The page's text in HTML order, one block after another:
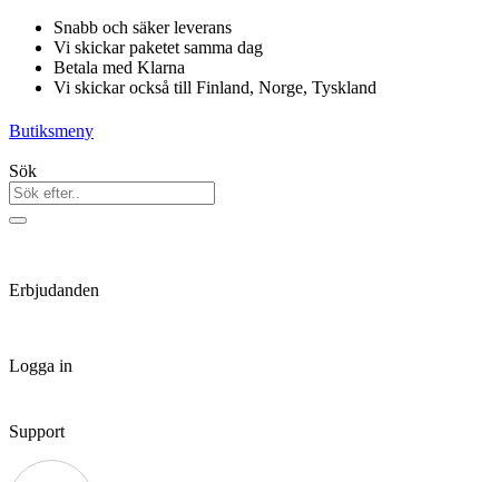
Hoppa
innehåll
Snabb och säker leverans
Vi skickar paketet samma dag
Betala med Klarna
Vi skickar också till Finland, Norge, Tyskland
Butiksmeny
Sök
Erbjudanden
Logga in
Support